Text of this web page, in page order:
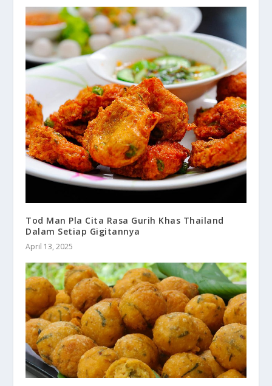
Tod Man Pla Cita Rasa Gurih Khas Thailand
Dalam Setiap Gigitannya
April 13, 2025